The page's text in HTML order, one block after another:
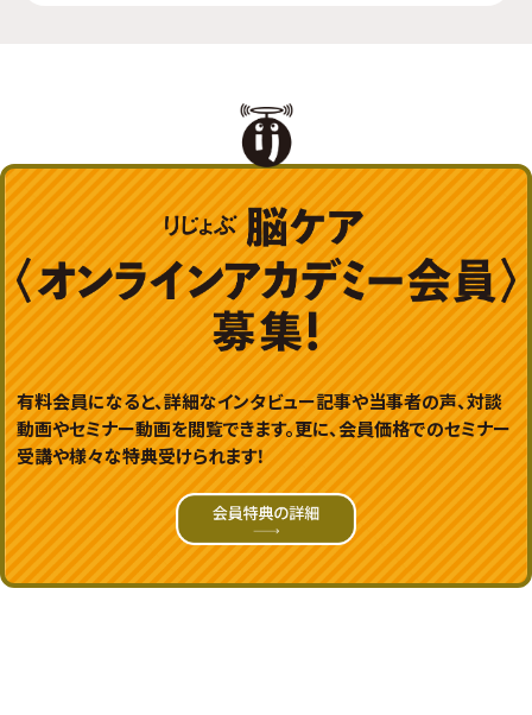
有料会員になると、詳細なインタビュー記事や当事者の声、対談
動画やセミナー動画を閲覧できます。更に、会員価格でのセミナー
受講や様々な特典受けられます！